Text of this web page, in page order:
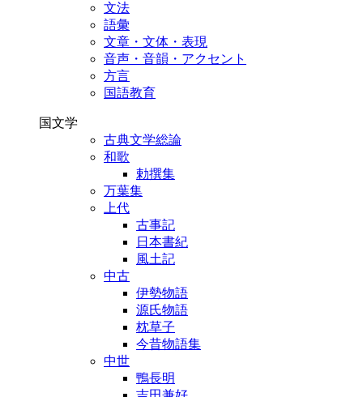
文法
語彙
文章・文体・表現
音声・音韻・アクセント
方言
国語教育
国文学
古典文学総論
和歌
勅撰集
万葉集
上代
古事記
日本書紀
風土記
中古
伊勢物語
源氏物語
枕草子
今昔物語集
中世
鴨長明